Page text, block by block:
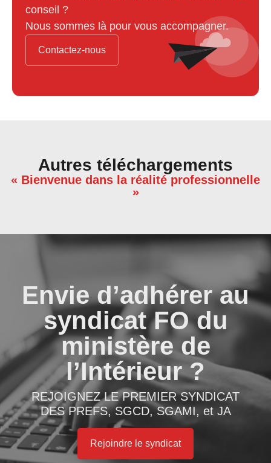
conseil ?
Nous sommes là pour vous accompagner.
Contactez-nous
Autres téléchargements
« Bienvenue dans la réalité professionnelle
»
Envie d’adhérer au
syndicat FO du
ministère de
l’Intérieur ?
REJOIGNEZ LE PREMIER SYNDICAT
DES PREFS, SGCD, SGAMI, et JA
Rejoindre le syndicat